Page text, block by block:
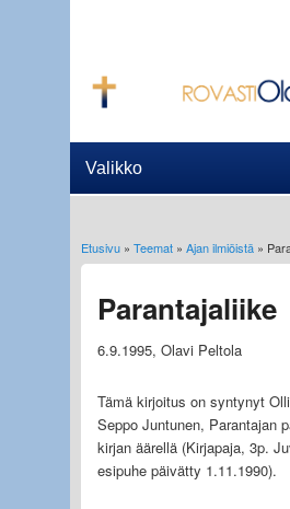
Olet täällä
Etusivu» Teemat» Ajan ilmiöistä»
Parantajaliike
6.9.1995, Olavi Peltola
Tämä kirjoitus on syntynyt
Seppo Juntunen, Parantajan
kirjan äärellä (Kirjapaja, 3p.
esipuhe päivätty 1.11.1990).